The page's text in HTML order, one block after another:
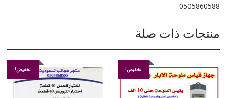
0505860588
منتجات ذات صلة
تخفيض! تخفيض!